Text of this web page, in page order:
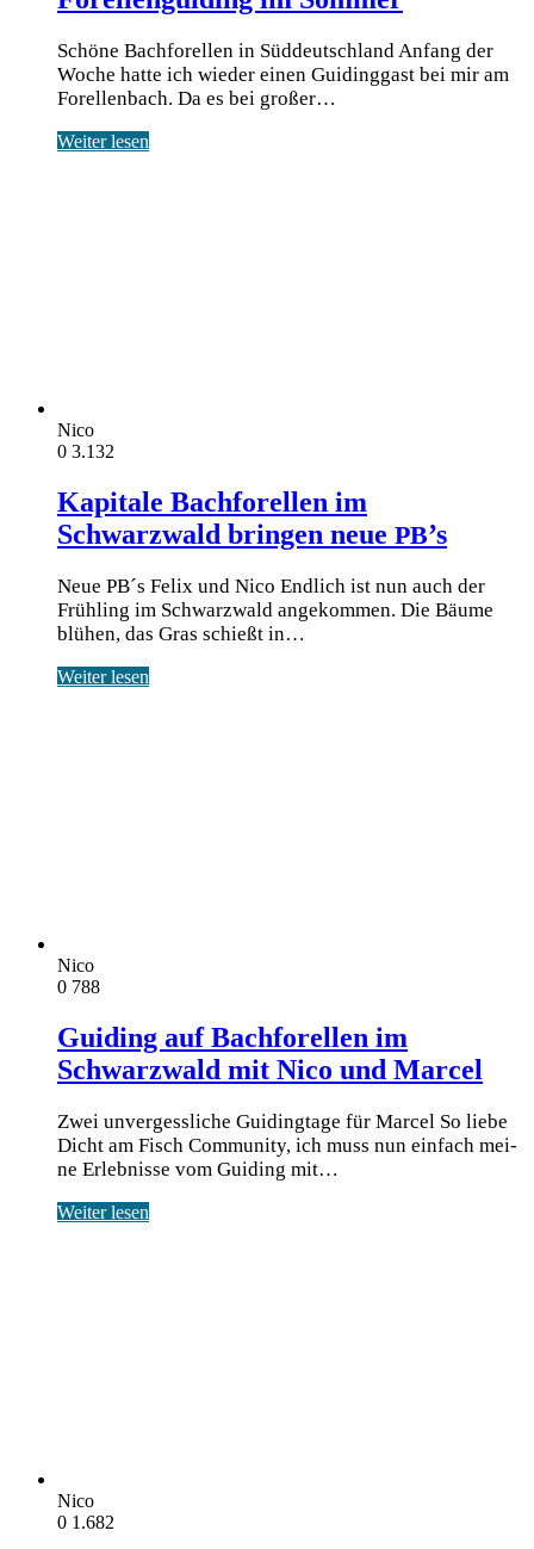
Schöne Bachforellen in Süddeutschland Anfang der
Woche hat­te ich wie­der einen Gui­ding­gast bei mir am
Forel­len­bach. Da es bei gro­ßer…
Weiter lesen
Nico
0 3.132
Kapitale Bachforellen im
Schwarzwald bringen neue PB’s
Neue PB´s Felix und Nico End­lich ist nun auch der
Früh­ling im Schwarz­wald ange­kom­men. Die Bäu­me
blü­hen, das Gras schießt in…
Weiter lesen
Nico
0 788
Guiding auf Bachforellen im
Schwarzwald mit Nico und Marcel
Zwei unvergessliche Guidingtage für Marcel So lie­be
Dicht am Fisch Com­mu­ni­ty, ich muss nun ein­fach mei­
ne Erleb­nis­se vom Gui­ding mit…
Weiter lesen
Nico
0 1.682